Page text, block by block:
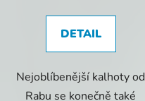
DETAIL
Nejoblíbenější kalhoty od
Rabu se konečně také